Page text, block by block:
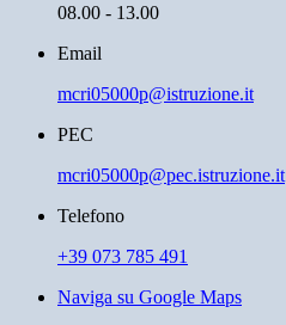
08.00 - 13.00
Email
mcri05000p@istruzione.it
PEC
mcri05000p@pec.istruzione.it
Telefono
+39 073 785 491
Naviga su Google Maps